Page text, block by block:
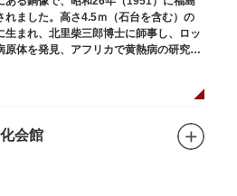
れました。高さ4.5ｍ（石台を含む）の
まれ、北里柴三郎博士に師事し、ロッ
体を発見、アフリカで黄熱病の研究中
会館